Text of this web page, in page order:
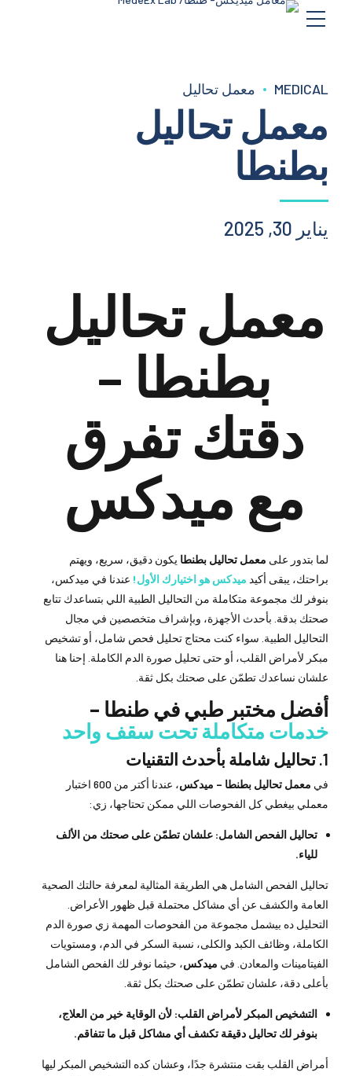
MEDICAL معمل تحاليل
معمل تحاليل
بطنطا
يناير 30, 2025
معمل تحاليل
بطنطا –
دقتك تفرق
مع ميدكس
لما بتدور على معمل تحاليل بطنطا يكون دقيق، سريع، ويهتم
براحتك، يبقى أكيد ميدكس هو اختيارك الأول! عندنا في ميدكس،
بنوفر لك مجموعة متكاملة من التحاليل الطبية اللي بتساعدك تتابع
صحتك بدقة. بأحدث الأجهزة، وبإشراف متخصصين في مجال
التحاليل الطبية. سواء كنت محتاج تحليل فحص شامل، أو تشخيص
مبكر لأمراض القلب، أو حتى تحليل صورة الدم الكاملة. إحنا هنا
علشان نساعدك تطمّن على صحتك بكل ثقة.
أفضل مختبر طبي في طنطا –
خدمات متكاملة تحت سقف واحد
1. تحاليل شاملة بأحدث التقنيات
في معمل تحاليل بطنطا – ميدكس
، عندنا أكتر من 600 اختبار
معملي بيغطي كل الفحوصات اللي ممكن تحتاجها، زي:
تحاليل الفحص الشامل: علشان تطمّن على صحتك من الألف
للياء.
تحاليل الفحص الشامل هي الطريقة المثالية لمعرفة حالتك الصحية
العامة والكشف عن أي مشاكل محتملة قبل ظهور الأعراض.
التحليل ده بيشمل مجموعة من الفحوصات المهمة زي صورة الدم
الكاملة، وظائف الكبد والكلى، نسبة السكر في الدم، ومستويات
الفيتامينات والمعادن. في ميدكس، حيثما نوفر لك الفحص الشامل
بأعلى دقة، علشان تطمّن على صحتك بكل ثقة.
التشخيص المبكر لأمراض القلب: لأن الوقاية خير من العلاج،
بنوفر لك تحاليل دقيقة تكشف أي مشاكل قبل ما تتفاقم.
أمراض القلب بقت منتشرة جدًا، وعشان كده التشخيص المبكر ليها